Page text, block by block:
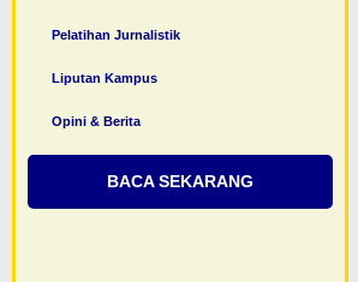
Pelatihan Jurnalistik
Liputan Kampus
Opini & Berita
BACA SEKARANG